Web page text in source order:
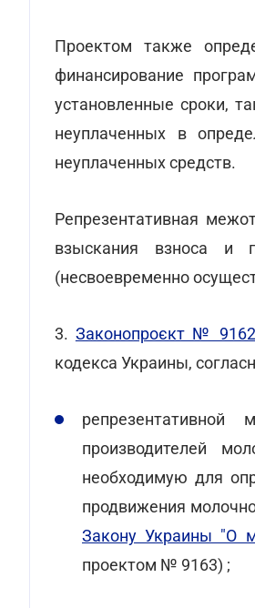
Проектом также
финансирование
установленные сроки,
неуплаченных в
неуплаченных средств.
Репрезентативная
взыскания взноса и
(несвоевременно
3. Законопроєкт № 9162
кодекса Украины,
репрезентативной
производителей
необходимую для
продвижения
Закону Украины "О
проектом № 9163) ;